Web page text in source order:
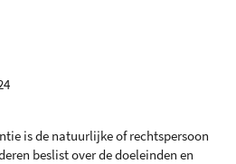
is de natuurlijke of rechtspersoon
beslist over de doeleinden en